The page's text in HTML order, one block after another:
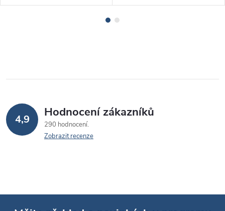
4,9 Hodnocení zákazníků
290 hodnocení
Zobrazit recenze